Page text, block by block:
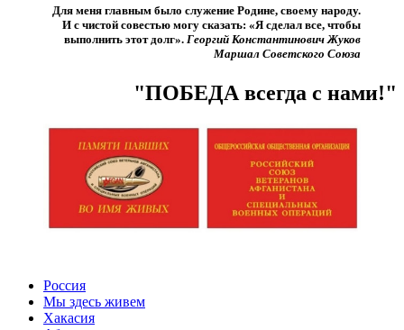
Для меня главным было служение Родине, своему народу.
И с чистой совестью могу сказать: «Я сделал все, чтобы
выполнить этот долг».​ Георгий Константинович Жуков
Маршал Советского Союза
"ПОБЕДА всегда с нами!"
Россия
Мы здесь живем
Хакасия